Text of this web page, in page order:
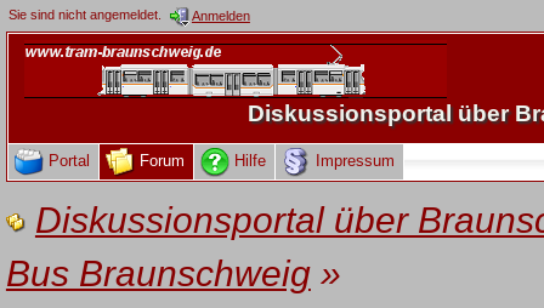
Sie sind nicht angemeldet. Anmelden
Diskussionsportal über
Portal Forum Hilfe Impressum
Diskussionsportal über
Bus Braunschweig»